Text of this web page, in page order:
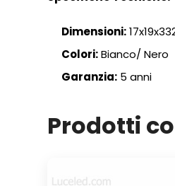
Dimensioni:
Colori:Bianco/ Nero
Garanzia: 5 anni
Prodotti